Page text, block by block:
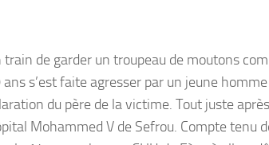
train de garder un troupeau de moutons
s’est faite agresser par un jeune homme
du père de la victime. Tout juste
Mohammed V de Sefrou. Compte tenu